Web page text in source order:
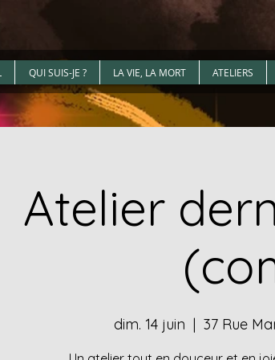
QUI SUIS-JE ? LA VIE, LA MORT ATELIERS
Atelier
dim. 14 juin
  |
37 Rue